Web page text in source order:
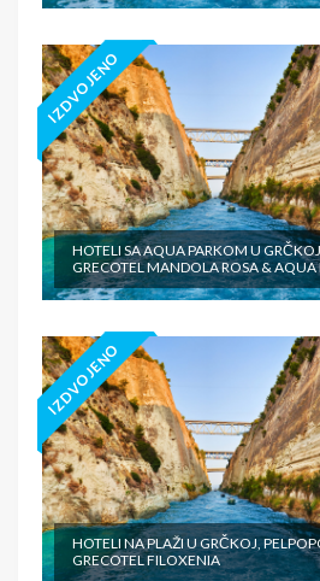
IZDVOJENO
HOTELI SA AQUA PARKOM U
GRECOTEL MANDOLA ROSA & AQUA
IZDVOJENO
HOTELI NA PLAŽI U GRČKOJ,
GRECOTEL FILOXENIA